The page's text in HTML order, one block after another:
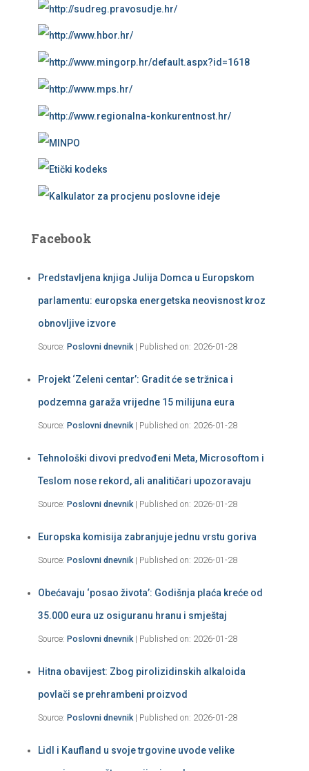
Facebook
Predstavljena knjiga Julija Domca u Europskom
parlamentu: europska energetska neovisnost kroz
obnovljive izvore
Source: Poslovni dnevnik Published on: 2026-01-28
Projekt ‘Zeleni centar’: Gradit će se tržnica i
podzemna garaža vrijedne 15 milijuna eura
Source: Poslovni dnevnik Published on: 2026-01-28
Tehnološki divovi predvođeni Meta, Microsoftom i
Teslom nose rekord, ali analitičari upozoravaju
Source: Poslovni dnevnik Published on: 2026-01-28
Europska komisija zabranjuje jednu vrstu goriva
Source: Poslovni dnevnik Published on: 2026-01-28
Obećavaju ‘posao života’: Godišnja plaća kreće od
35.000 eura uz osiguranu hranu i smještaj
Source: Poslovni dnevnik Published on: 2026-01-28
Hitna obavijest: Zbog pirolizidinskih alkaloida
povlači se prehrambeni proizvod
Source: Poslovni dnevnik Published on: 2026-01-28
Lidl i Kaufland u svoje trgovine uvode velike